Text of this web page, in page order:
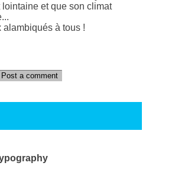
et que son climat
alambiqués à tous !
Post a comment